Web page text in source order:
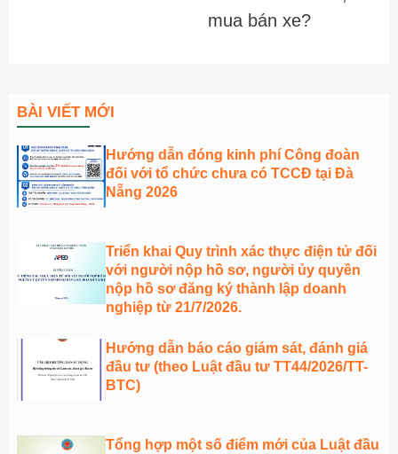
mua bán xe?
BÀI VIẾT MỚI
Hướng dẫn đóng kinh phí Công đoàn
đối với tổ chức chưa có TCCĐ tại Đà
Nẵng 2026
Triển khai Quy trình xác thực điện tử đối
với người nộp hồ sơ, người ủy quyền
nộp hồ sơ đăng ký thành lập doanh
nghiệp từ 21/7/2026.
Hướng dẫn báo cáo giám sát, đánh giá
đầu tư (theo Luật đầu tư TT44/2026/TT-
BTC)
Tổng hợp một số điểm mới của Luật đầu